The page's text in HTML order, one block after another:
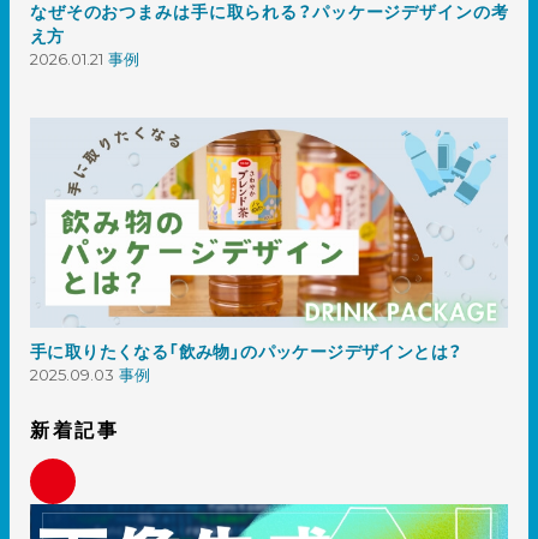
なぜそのおつまみは手に取られる？パッケージデザインの考
え方
2026.01.21 事例
手に取りたくなる「飲み物」のパッケージデザインとは？
2025.09.03 事例
新着記事